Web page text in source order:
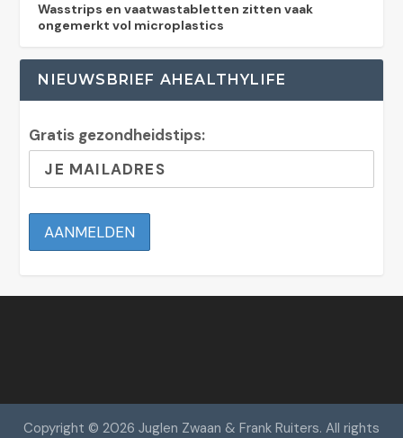
Wasstrips en vaatwastabletten zitten vaak
ongemerkt vol microplastics
NIEUWSBRIEF AHEALTHYLIFE
Gratis gezondheidstips:
Copyright © 2026 Juglen Zwaan & Frank Ruiters. All rights